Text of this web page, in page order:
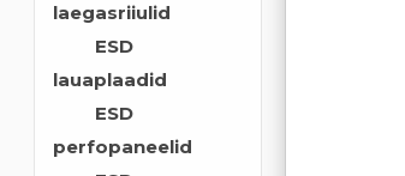
laegasriiulid
ESD
lauaplaadid
ESD
perfopaneelid